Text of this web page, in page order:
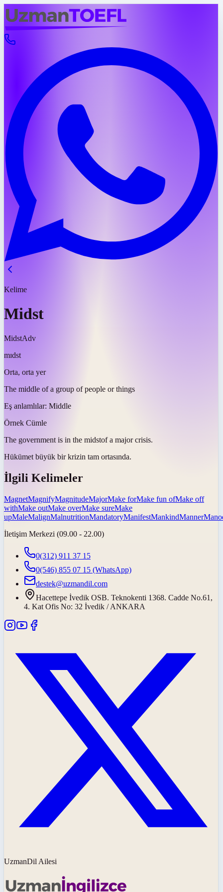
Kelime
Midst
MidstAdv
mɪdst
Orta, orta yer
The middle of a group of people or things
Eş anlamlılar: Middle
Örnek Cümle
The government is in the midstof a major crisis.
Hükümet büyük bir krizin tam ortasında.
İlgili Kelimeler
MagnetMagnifyMagnitudeMajorMake forMake fun ofMake off
withMake outMake overMake sureMake
upMaleMalignMalnutritionMandatoryManifestMankindManner
İletişim Merkezi (09.00 - 22.00)
0(312) 911 37 15
0(546) 855 07 15 (WhatsApp)
destek@uzmandil.com
Hacettepe İvedik OSB. Teknokenti 1368. Cadde No.61,
4. Kat Ofis No: 32 İvedik / ANKARA
UzmanDil Ailesi